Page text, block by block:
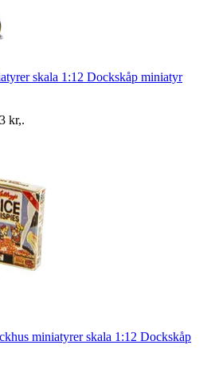
skala 1:12 Dockskåp miniatyr
kr,.
miniatyrer skala 1:12 Dockskåp